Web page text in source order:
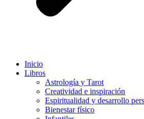
Inicio
Libros
Astrología y Tarot
Creatividad e inspiración
Espiritualidad y desarrollo
Bienestar físico